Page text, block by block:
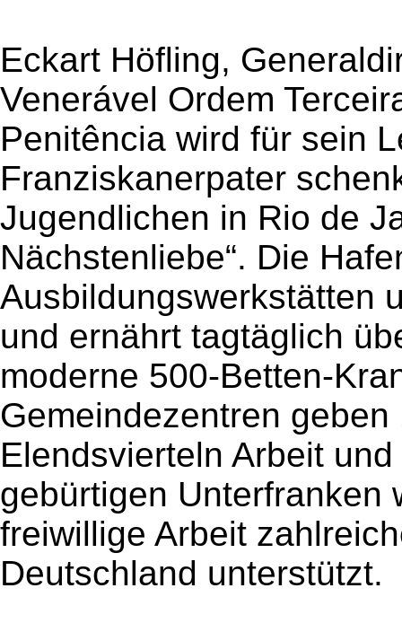
Eckart Höfling,
Venerável Ordem
Penitência wird für sein
Franziskanerpater
Jugendlichen in Rio de
Nächstenliebe“. Die
Ausbildungswerkstätten
und ernährt tagtäglich
moderne 500-Betten-
Gemeindezentren
Elendsvierteln Arbeit
gebürtigen Unterfranken
freiwillige Arbeit
Deutschland unterstützt.